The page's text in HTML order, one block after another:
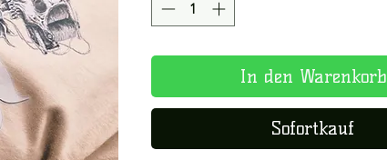
In den Warenkorb
Sofortkauf